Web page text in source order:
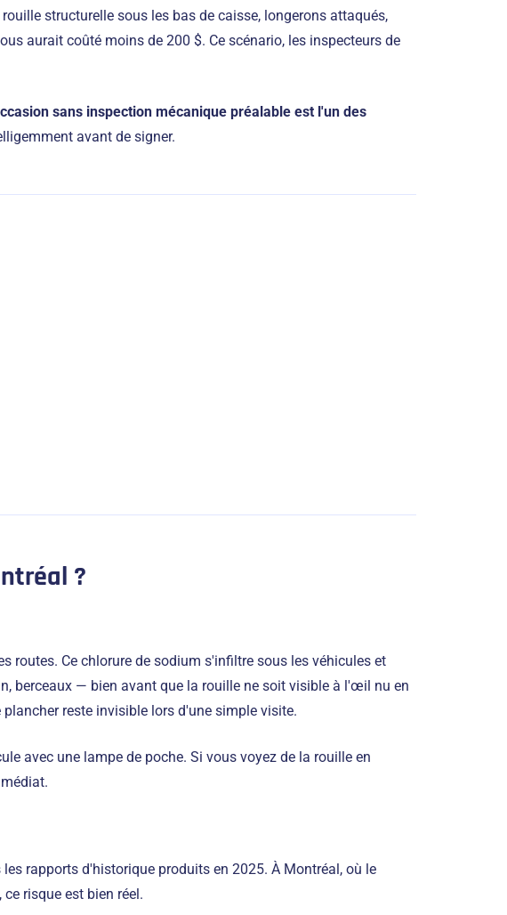
structurelle sous les bas de caisse, longerons attaqués,
aurait coûté moins de 200 $. Ce scénario, les inspecteurs de
sans inspection mécanique préalable est l'un des
avant de signer.
?
routes. Ce chlorure de sodium s'infiltre sous les véhicules et
berceaux — bien avant que la rouille ne soit visible à l'œil nu en
reste invisible lors d'une simple visite.
avec une lampe de poche. Si vous voyez de la rouille en
rapports d'historique produits en 2025. À Montréal, où le
risque est bien réel.